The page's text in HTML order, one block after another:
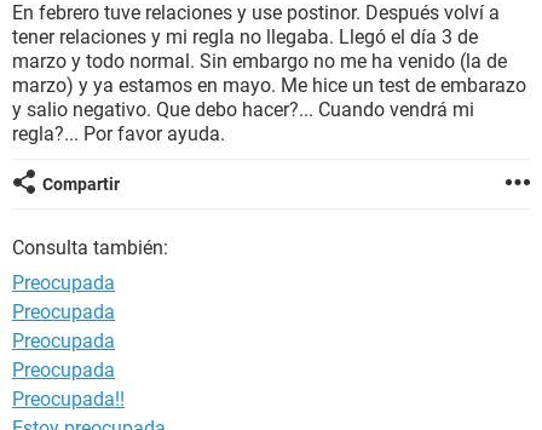
SEXUALIDAD
GLOSARIO
En febrero tuve relaciones y use postinor. Después volví a
tener relaciones y mi regla no llegaba. Llegó el día 3 de
marzo y todo normal. Sin embargo no me ha venido (la de
marzo) y ya estamos en mayo. Me hice un test de embarazo
y salio negativo. Que debo hacer?... Cuando vendrá mi
regla?... Por favor ayuda.
Compartir
Consulta también:
Preocupada
Preocupada
Preocupada
Preocupada
Preocupada!!